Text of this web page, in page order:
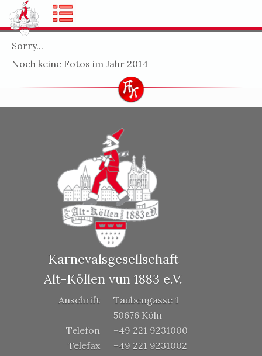
Sorry...
Noch keine Fotos im Jahr 2014
Karnevalsgesellschaft
Alt-Köllen vun 1883 e.V.
Anschrift
Taubengasse 1
50676 Köln
Telefon
+49 221 9231000
Telefax
+49 221 9231002